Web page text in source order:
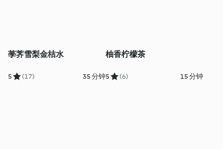
荸荠雪梨金桔水
5 (17) 35 分钟
柚香柠檬茶
5 (6) 15 分钟